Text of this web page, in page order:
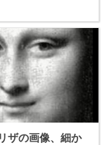
ザの画像、細か